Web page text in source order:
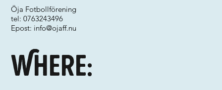
Where:
Öja Fotbollförening
tel: 0763243496
Epost: info@ojaff.nu